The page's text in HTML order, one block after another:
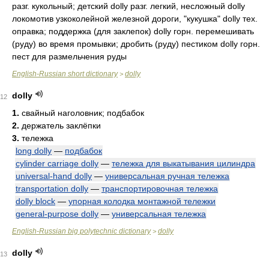
разг. кукольный; детский dolly разг. легкий, несложный dolly
локомотив узкоколейной железной дороги, "кукушка" dolly тех.
оправка; поддержка (для заклепок) dolly горн. перемешивать
(руду) во время промывки; дробить (руду) пестиком dolly горн.
пест для размельчения руды
English-Russian short dictionary> dolly
12
dolly
1. свайный наголовник; подбабок
2. держатель заклёпки
3. тележка
long dolly — подбабок
cylinder carriage dolly — тележка для выкатывания цилиндра
universal-hand dolly — универсальная ручная тележка
transportation dolly — транспортировочная тележка
dolly block — упорная колодка монтажной тележки
general-purpose dolly — универсальная тележка
English-Russian big polytechnic dictionary> dolly
13
dolly